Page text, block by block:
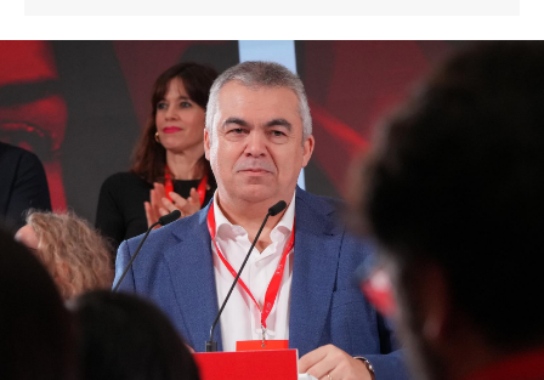
2 horas ago
El Real Madrid gana sin destellos al
Ferencvaros
Deportes 1 hora ago
Un migrante en Ceuta entrar en una casa y se
mete en la cama de la propietaria mientras su
marido y su hijo estaban...
Actualidad 1 hora ago
Interceptada esta madrugada una
embarcación con una veintena de migrantes en
la playa de La Línea